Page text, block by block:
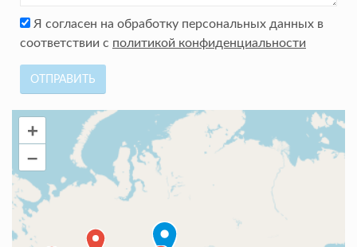
Я согласен на обработку персональных данных в
соответствии с политикой конфиденциальности
ОТПРАВИТЬ
+
–